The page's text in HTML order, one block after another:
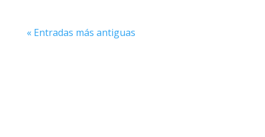
« Entradas más antiguas